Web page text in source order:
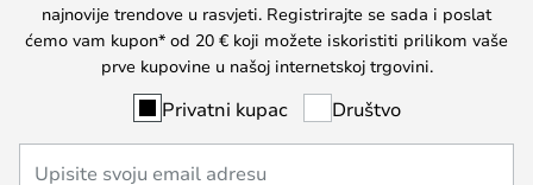
najnovije trendove u rasvjeti. Registrirajte se sada i poslat
ćemo vam kupon* od 20 € koji možete iskoristiti prilikom vaše
prve kupovine u našoj internetskoj trgovini.
Privatni kupac Društvo